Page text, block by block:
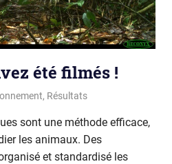
été filmés !
, Résultats
sont une méthode efficace,
les animaux. Des
et standardisé les